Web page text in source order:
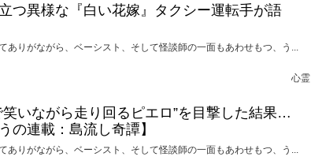
つ異様な『白い花嫁』タクシー運転手が語
ありがながら、ベーシスト、そして怪談師の一面もあわせもつ、う...
心霊
笑いながら走り回るピエロ”を目撃した結果…
の連載：島流し奇譚】
ありがながら、ベーシスト、そして怪談師の一面もあわせもつ、う...